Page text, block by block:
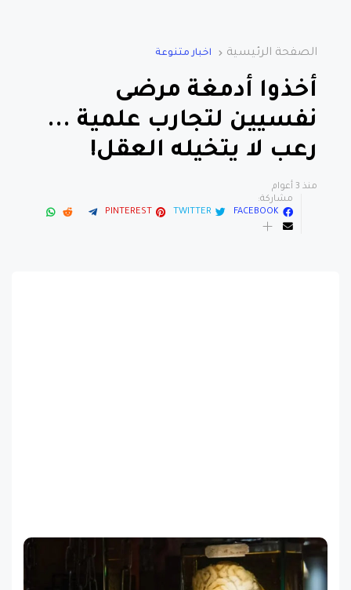
الصفحة الرئيسية اخبار متنوعة
أخذوا أدمغة مرضى
نفسيين لتجارب علمية ...
رعب لا يتخيله العقل!
منذ 3 أعوام
مشاركة:
FACEBOOK
TWITTER
PINTEREST